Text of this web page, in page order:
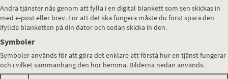
Andra tjänster nås genom att fylla i en digital blankett som sen skickas in
med e-post eller brev. För att det ska fungera måste du först spara den
ifyllda blanketten på din dator och sedan skicka in den.
Symboler
Symboler används för att göra det enklare att förstå hur en tjänst fungerar
och i vilket sammanhang den hör hemma. Bilderna nedan används.